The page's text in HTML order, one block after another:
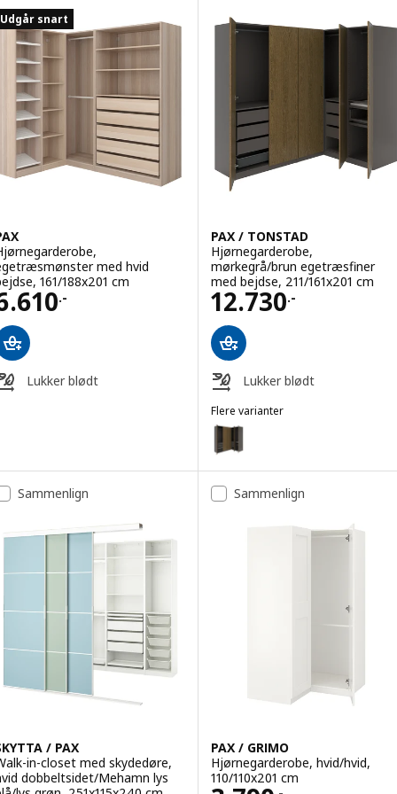
Udgår snart
med hvid
161/188x201 cm
.-
6610.-
Lukker blødt
PAX / TONSTAD
Hjørnegarderobe,
mørkegrå/brun egetræsfiner
med bejdse, 211/161x201 cm
12.730.-
Pris 12730.-
Lukker blødt
Flere varianter
PAX / TONSTAD
Mulighed: PAX / TONSTAD,
Sammenlign
/ PAX
in-closet med skydedøre,
dobbeltsidet/Mehamn lys
Sammenlign
PAX / GRIMO
Hjørnegarderobe, hvid/hvid,
110/110x201 cm